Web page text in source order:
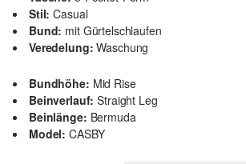
Stil: Casual
Bund: mit Gürtelschlaufen
Veredelung: Waschung
Bundhöhe: Mid Rise
Beinverlauf: Straight Leg
Beinlänge: Bermuda
Model: CASBY